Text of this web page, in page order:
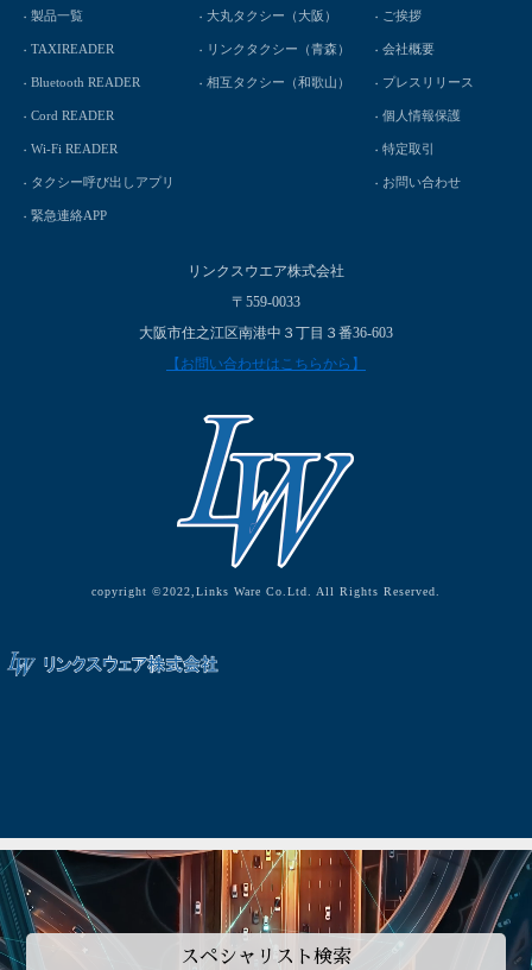
製品一覧
TAXIREADER
Bluetooth READER
Cord READER
Wi-Fi READER
タクシー呼び出しアプリ
緊急連絡APP
大丸タクシー（大阪）
リンクタクシー（青森）
相互タクシー（和歌山）
ご挨拶
会社概要
プレスリリース
個人情報保護
特定取引
お問い合わせ
リンクスウエア株式会社
〒559-0033
大阪市住之江区南港中３丁目３番36-603
【お問い合わせはこちらから】
copyright ©2022,Links Ware Co.Ltd. All Rights Reserved.
スペシャリスト検索